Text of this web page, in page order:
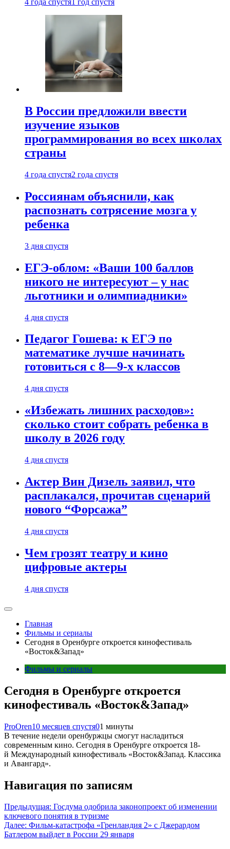
4 года спустя 1 год спустя
В России предложили ввести
изучение языков
программирования во всех школах
страны
4 года спустя2 года спустя
Россиянам объяснили, как
распознать сотрясение мозга у
ребенка
3 дня спустя
ЕГЭ-облом: «Ваши 100 баллов
никого не интересуют – у нас
льготники и олимпиадники»
4 дня спустя
Педагог Гошева: к ЕГЭ по
математике лучше начинать
готовиться с 8—9-х классов
4 дня спустя
«Избежать лишних расходов»:
сколько стоит собрать ребенка в
школу в 2026 году
4 дня спустя
Актер Вин Дизель заявил, что
расплакался, прочитав сценарий
нового “Форсажа”
4 дня спустя
Чем грозят театру и кино
цифровые актеры
4 дня спустя
Главная
Фильмы и сериалы
Сегодня в Оренбурге откроется кинофестиваль
«Восток&Запад»
Фильмы и сериалы
Сегодня в Оренбурге откроется
кинофестиваль «Восток&Запад»
ProOren10 месяцев спустя01 минуты
В течение недели оренбуржцы смогут насладиться
современным кино. Сегодня в Оренбурге откроется 18-
й Международный кинофестиваль «Восток&Запад. Классика
и Авангард».
Навигация по записям
Предыдущая: Госдума одобрила законопроект об изменении
ключевого понятия в туризме
Далее: Фильм-катастрофа «Гренландия 2» с Джерардом
Батлером выйдет в России 29 января